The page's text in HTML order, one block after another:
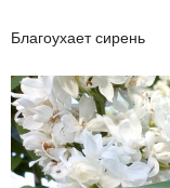
Благоухает сирень